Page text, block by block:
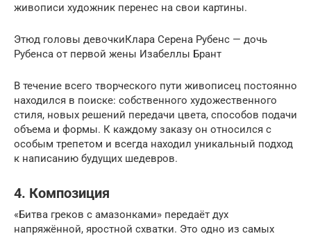
живописи художник перенес на свои картины.
Этюд головы девочкиКлара Серена Рубенс — дочь
Рубенса от первой жены Изабеллы Брант
В течение всего творческого пути живописец постоянно
находился в поиске: собственного художественного
стиля, новых решений передачи цвета, способов подачи
объема и формы. К каждому заказу он относился с
особым трепетом и всегда находил уникальный подход
к написанию будущих шедевров.
4. Композиция
«Битва греков с амазонками» передаёт дух
напряжённой, яростной схватки. Это одно из самых